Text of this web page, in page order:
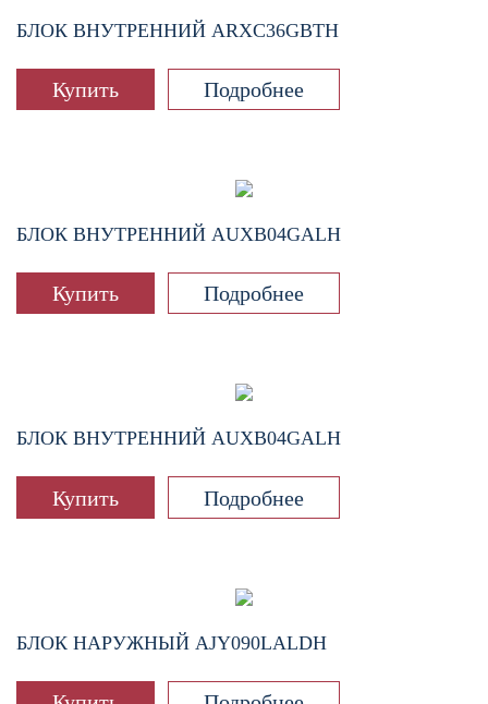
БЛОК ВНУТРЕННИЙ ARXC36GBTH
Купить Подробнее
БЛОК ВНУТРЕННИЙ AUXB04GALH
Купить Подробнее
БЛОК ВНУТРЕННИЙ AUXB04GALH
Купить Подробнее
БЛОК НАРУЖНЫЙ AJY090LALDH